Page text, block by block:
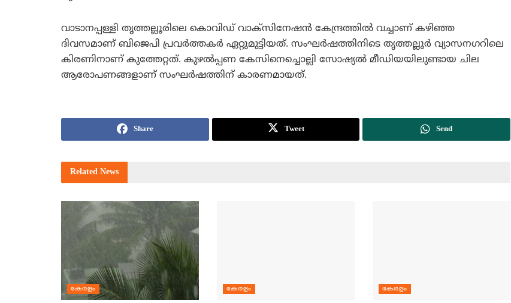
വാടാനപ്പള്ളി തൃത്തല്ലൂരിലെ കൊവിഡ് വാക്സിനേഷന്‍ കേന്ദ്രത്തില്‍ വച്ചാണ് കഴിഞ്ഞ
ദിവസമാണ് ബിജെപി പ്രവര്‍ത്തകര്‍ ഏറ്റുമുട്ടിയത്. സംഘര്‍ഷത്തിനിടെ തൃത്തല്ലൂര്‍ വ്യാസനഗറിലെ
കിരണിനാണ് കുത്തേറ്റത്. കുഴല്‍പ്പണ കേസിനെച്ചൊല്ലി സോഷ്യല്‍ മീഡിയയിലുണ്ടായ ചില
ആരോപണങ്ങളാണ് സംഘര്‍ഷത്തിന് കാരണമായത്.
Share Tweet Send
Related News
കേരളം കേരളം കേരളം